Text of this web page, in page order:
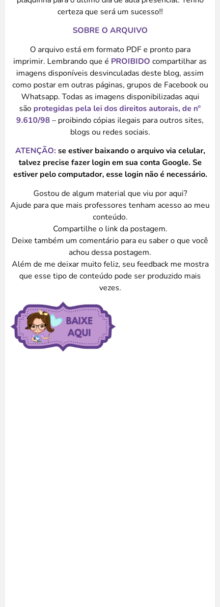
certeza que será um sucesso!!
SOBRE O ARQUIVO
O arquivo está em formato PDF e pronto para
imprimir. Lembrando que é PROIBIDO compartilhar as
imagens disponíveis desvinculadas deste blog, assim
como postar em outras páginas, grupos de Facebook ou
Whatsapp. Todas as imagens disponibilizadas aqui
são protegidas pela lei dos direitos autorais, de nº
9.610/98 – proibindo cópias ilegais para outros sites,
blogs ou redes sociais.
ATENÇÃO:se estiver baixando o arquivo via celular,
talvez precise fazer login em sua conta Google. Se
estiver pelo computador, esse login não é necessário.
Gostou de algum material que viu por aqui?
Ajude para que mais professores tenham acesso ao meu
conteúdo.
Compartilhe o link da postagem.
Deixe também um comentário para eu saber o que você
achou dessa postagem.
Além de me deixar muito feliz, seu feedback me mostra
que esse tipo de conteúdo pode ser produzido mais
vezes.